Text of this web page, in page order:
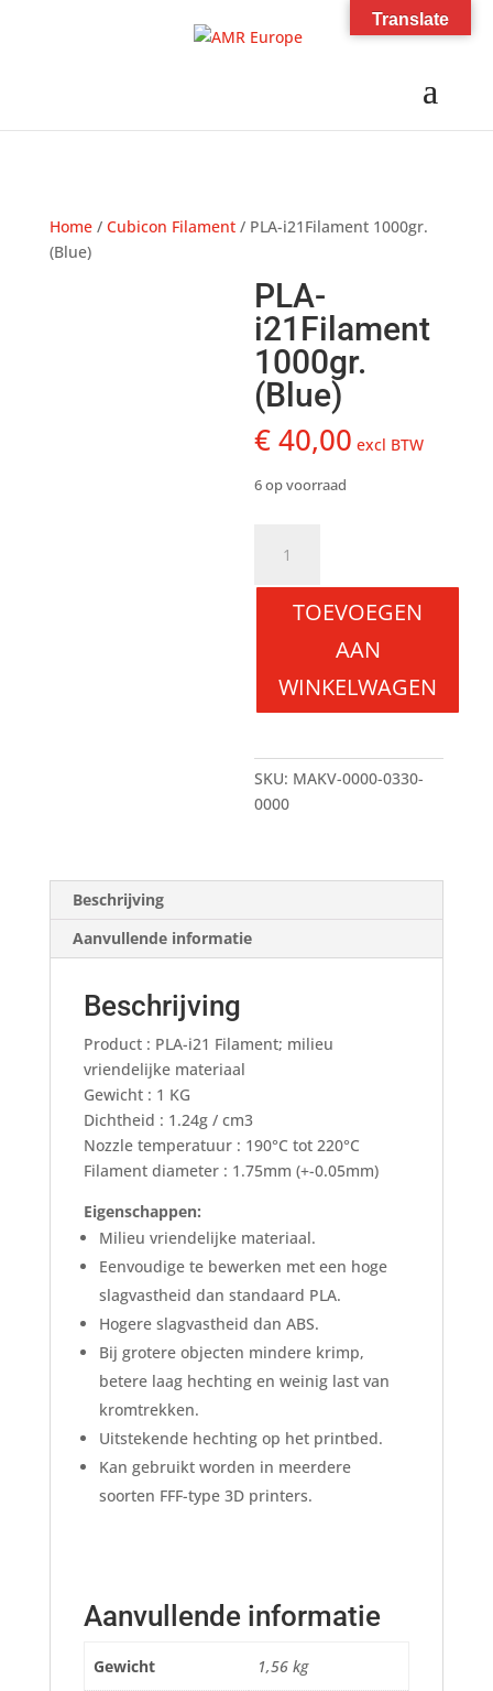
Home/ Cubicon Filament/ PLA-i21Filament 1000gr.
(Blue)
PLA-
i21Filament
1000gr.
(Blue)
€40,00 excl BTW
6 op voorraad
i21Filament
1000gr.
(Blue)TOEVOEGEN
AAN
WINKELWAGEN
SKU: MAKV-0000-0330-
0000
Beschrijving
Aanvullende informatie
Beschrijving
Product : PLA-i21 Filament; milieu
vriendelijke materiaal
Gewicht : 1 KG
Dichtheid : 1.24g / cm3
Nozzle temperatuur : 190°C tot 220°C
Filament diameter : 1.75mm (+-0.05mm)
Eigenschappen:
Milieu vriendelijke materiaal.
Eenvoudige te bewerken met een hoge
slagvastheid dan standaard PLA.
Hogere slagvastheid dan ABS.
Bij grotere objecten mindere krimp,
betere laag hechting en weinig last van
kromtrekken.
Uitstekende hechting op het printbed.
Kan gebruikt worden in meerdere
soorten FFF-type 3D printers.
Aanvullende informatie
Gewicht 1,56 kg
Translate